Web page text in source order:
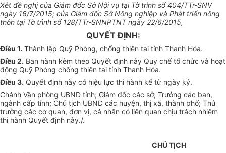
Xét đề nghị của Giám đốc Sở Nội vụ tại Tờ trình số 404/TTr-SNV
ngày 16/7/2015; của Giám đốc Sở Nông nghiệp và Phát triển nông
thôn tại Tờ trình số 128/TTr-SNNPTNT ngày 22/6/2015,
QUYẾT ĐỊNH:
Điều 1. Thành lập Quỹ Phòng, chống thiên tai tỉnh Thanh Hóa.
Điều 2. Ban hành kèm theo Quyết định này Quy chế tổ chức và hoạt
động Quỹ Phòng chống thiên tai tỉnh Thanh Hóa.
Điều 3. Quyết định này có hiệu lực thi hành kể từ ngày ký.
Chánh Văn phòng UBND tỉnh; Giám đốc các sở; Trưởng các ban,
ngành cấp tỉnh; Chủ tịch UBND các huyện, thị xã, thành phố; Thủ
trưởng các cơ quan, đơn vị, cá nhân có liên quan chịu trách nhiệm
thi hành Quyết định này./.
CHỦ TỊCH